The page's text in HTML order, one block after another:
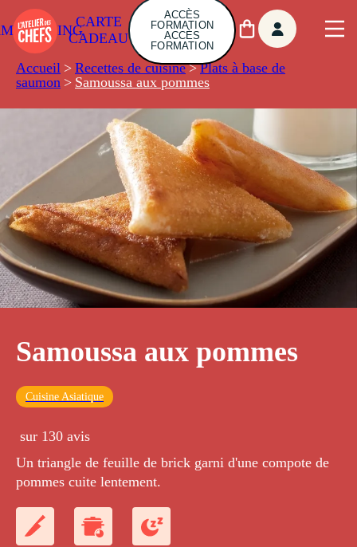
CARTE
CADEAU
ACCÈS
FORMATION
ACCÈS
FORMATION
Accueil > Recettes de cuisine > Plats à base de
saumon > Samoussa aux pommes
Samoussa aux pommes
Cuisine Asiatique
sur 130 avis
Un triangle de feuille de brick garni d'une compote de
pommes cuite lentement.